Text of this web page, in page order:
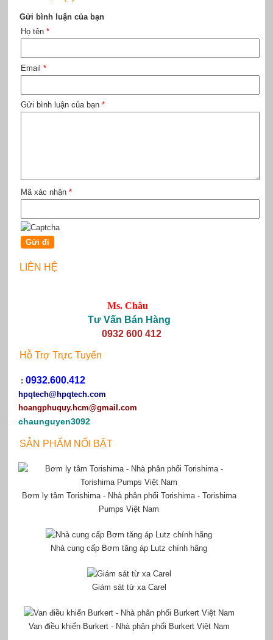
Gửi bình luận của bạn
Họ tên *
Email *
Gửi bình luận của bạn *
Mã xác nhận *
LIÊN HỆ
Ms. Châu
Tư Vấn Bán Hàng
0932 600 412
Hỗ Trợ Trực Tuyến
: 0932.600.412
hpqtech@hpqtech.com
hoangphuquy.hcm@gmail.com
chaunguyen3092
SẢN PHẨM NỔI BẬT
Bơm ly tâm Torishima - Nhà phân phối Torishima - Torishima
Pumps Việt Nam
Nhà cung cấp Bơm tăng áp Lutz chính hãng
Giám sát từ xa Carel
Van điều khiển Burkert - Nhà phân phối Burkert Việt Nam